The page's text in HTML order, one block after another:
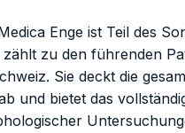
Enge ist Teil des
zu den führenden
Sie deckt die
und bietet das